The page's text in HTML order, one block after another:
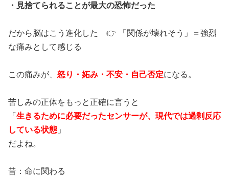
・見捨てられることが最大の恐怖だった
だから脳はこう進化した 👉 「関係が壊れそう」＝強烈
な痛みとして感じる
この痛みが、 怒り・妬み・不安・自己否定になる。
苦しみの正体をもっと正確に言うと
「 生きるために必要だったセンサーが、現代では過剰反応
している状態 」
だよね。
昔：命に関わる